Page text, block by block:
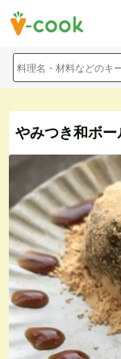
料理名・材料などのキ
やみつき和ボー